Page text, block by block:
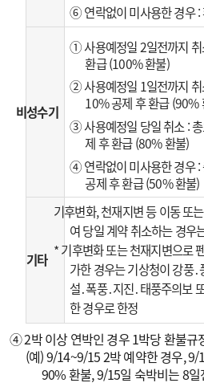
⑥ 연락없이 미사용한 경우 :
비성수기
① 사용예정일 2일전까지 취
환급 (100% 환불)
② 사용예정일 1일전까지 취
10% 공제 후 환급 (90%
③ 사용예정일 당일 취소 :
제 후 환급 (80% 환불)
④ 연락없이 미사용한 경우
공제 후 환급 (50% 환불)
기타
기후변화, 천재지변 등 이동 또
여 당일 계약 취소하는 경우
* 기후변화 또는 천재지변으로
가한 경우는 기상청이 강풍․
설․폭풍․지진․태풍주의보
한 경우로 한정
④ 2박 이상 연박인 경우 1박당 환불규
(예) 9/14~9/15 2박 예약한 경우,
90% 환불, 9/15일 숙박비는 8